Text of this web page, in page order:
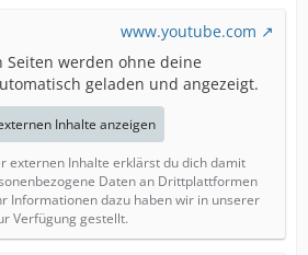
www.youtube.com
Seiten werden ohne deine
geladen und angezeigt.
Inhalte anzeigen
externen Inhalte erklärst du dich damit
Daten an Drittplattformen
Informationen dazu haben wir in unserer
Verfügung gestellt.